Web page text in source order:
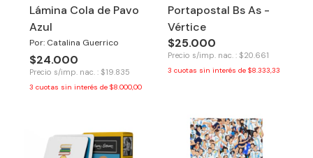
Lámina Cola de Pavo
Azul
Por: Catalina Guerrico
$24.000
Precio s/imp. nac. : $19.835
3 cuotas sin interés de $8.000,00
Portapostal Bs As -
Vértice
$25.000
Precio s/imp. nac. : $20.661
3 cuotas sin interés de $8.333,33